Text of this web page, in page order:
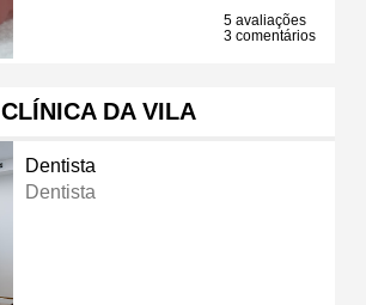
5 avaliações
3 comentários
CLÍNICA DA VILA
Dentista
Dentista